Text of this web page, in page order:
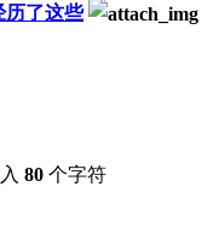
历了这些
入80 个字符